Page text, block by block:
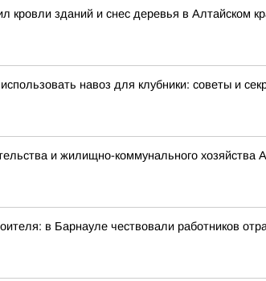
кровли зданий и снес деревья в Алтайском
навоз для клубники: советы и
и жилищно-коммунального хозяйства
в Барнауле чествовали работников